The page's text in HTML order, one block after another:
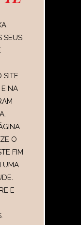
SEUS
SITE
E NA
.
O
FIM
UMA
E